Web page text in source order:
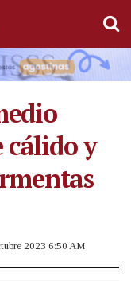
cálido y
2023 6:50 AM